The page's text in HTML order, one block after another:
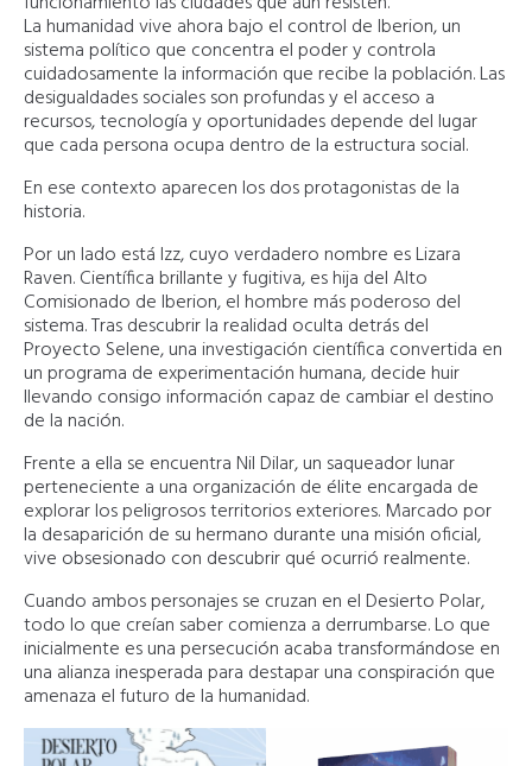
La humanidad vive ahora bajo el control de Iberion, un
sistema político que concentra el poder y controla
cuidadosamente la información que recibe la población. Las
desigualdades sociales son profundas y el acceso a
recursos, tecnología y oportunidades depende del lugar
que cada persona ocupa dentro de la estructura social.
En ese contexto aparecen los dos protagonistas de la
historia.
Por un lado está Izz, cuyo verdadero nombre es Lizara
Raven. Científica brillante y fugitiva, es hija del Alto
Comisionado de Iberion, el hombre más poderoso del
sistema. Tras descubrir la realidad oculta detrás del
Proyecto Selene, una investigación científica convertida en
un programa de experimentación humana, decide huir
llevando consigo información capaz de cambiar el destino
de la nación.
Frente a ella se encuentra Nil Dilar, un saqueador lunar
perteneciente a una organización de élite encargada de
explorar los peligrosos territorios exteriores. Marcado por
la desaparición de su hermano durante una misión oficial,
vive obsesionado con descubrir qué ocurrió realmente.
Cuando ambos personajes se cruzan en el Desierto Polar,
todo lo que creían saber comienza a derrumbarse. Lo que
inicialmente es una persecución acaba transformándose en
una alianza inesperada para destapar una conspiración que
amenaza el futuro de la humanidad.